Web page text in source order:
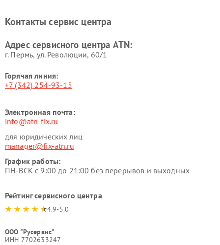
Контакты сервис центра
Адрес сервисного центра ATN:
г. Пермь, ул. ​Революции, 60/1
Горячая линия:
+7 (342) 254-93-15
Электронная почта:
info@atn-fix.ru
для юридических лиц
manager@fix-atn.ru
График работы:
ПН-ВСК с 9:00 до 21:00 без перерывов и выходных
Рейтинг сервисного центра
4.9-5.0
ООО "Русервис"
ИНН 7702633247